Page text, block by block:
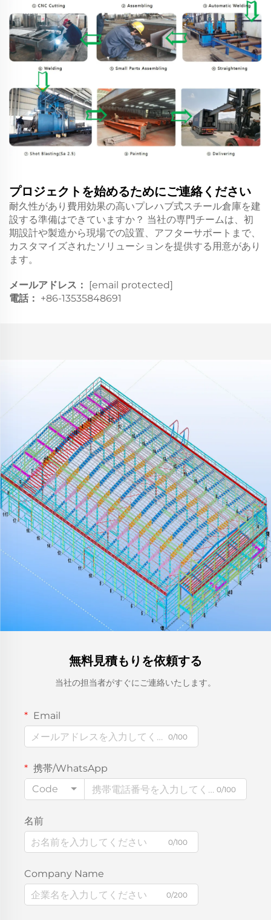
プロジェクトを始めるためにご連絡ください
耐久性があり費用効果の高いプレハブ式スチール倉庫を建
設する準備はできていますか？ 当社の専門チームは、初
期設計や製造から現場での設置、アフターサポートまで、
カスタマイズされたソリューションを提供する用意があり
ます。
メールアドレス：
[email protected]
電話： +86-13535848691
無料見積もりを依頼する
当社の担当者がすぐにご連絡いたします。
Email
0/100
携帯/WhatsApp
Code
0/100
名前
0/100
Company Name
0/200